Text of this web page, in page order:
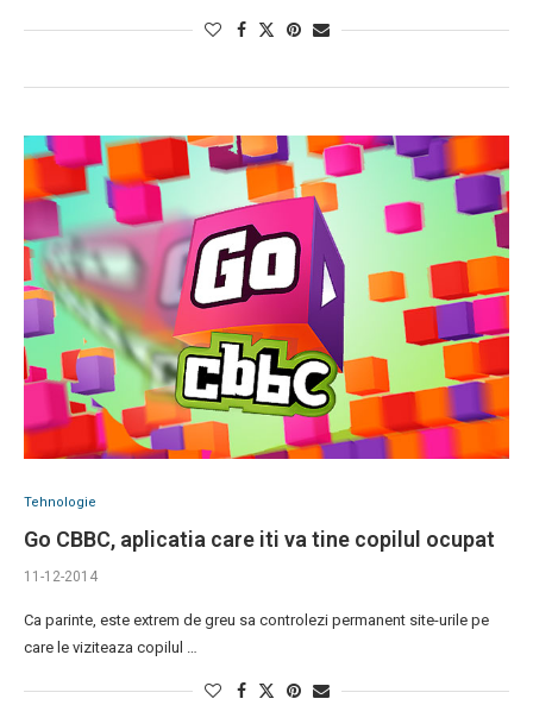
Tehnologie
Go CBBC, aplicatia care iti va tine copilul ocupat
11-12-2014
Ca parinte, este extrem de greu sa controlezi permanent site-urile pe
care le viziteaza copilul …